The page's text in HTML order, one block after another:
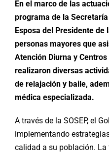
En el marco de las
programa de la
Esposa del Presidente de
personas mayores que
Atención Diurna y
realizaron diversas
de relajación y baile,
médica especializada.
A través de la SOSEP, el
implementando
calidad a su población. La